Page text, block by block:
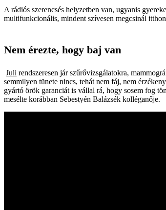
A rádiós szerencsés helyzetben van, ugyanis
multifunkcionális, mindent szívesen megcsinál
Nem érezte, hogy baj van
Juli rendszeresen jár szűrővizsgálatokra,
semmilyen tünete nincs, tehát nem fáj, nem
gyártó örök garanciát is vállal rá, hogy sosem fog
mesélte korábban Sebestyén Balázsék kolléganője.